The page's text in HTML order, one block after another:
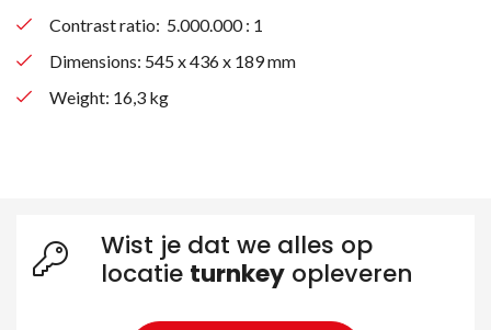
Contrast ratio: 5.000.000 : 1
Dimensions: 545‎ x 436 x 189 mm
Weight: 16,3 kg
Wist je dat we alles op
locatie turnkey opleveren